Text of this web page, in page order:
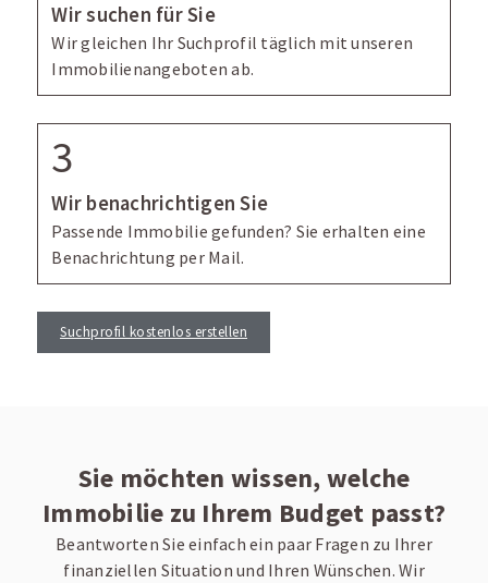
Gewerbeimmobilie
Wohnfläche in qm
bevorzugter Ort
schildern?
Wir suchen für Sie
Wir gleichen Ihr Suchprofil täglich mit unseren
Immobilienangeboten ab.
Wir benachrichtigen Sie
Passende Immobilie gefunden? Sie erhalten eine
Benachrichtung per Mail.
Suchprofil kostenlos erstellen
Sie möchten wissen, welche
Immobilie zu Ihrem Budget passt?
Beantworten Sie einfach ein paar Fragen zu Ihrer
finanziellen Situation und Ihren Wünschen. Wir